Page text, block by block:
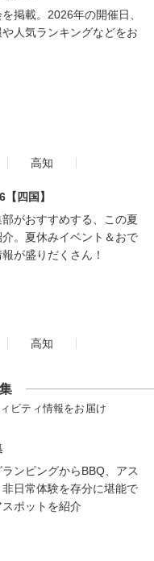
掲載。2026年の開催日、
人気ランキングなどをお
高知
四国】
がおすすめする、この夏
。夏休みイベント＆おで
が盛りだくさん！
高知
ビティ情報をお届け
ンピングからBBQ、アス
日常体験を存分に堪能で
ポットを紹介